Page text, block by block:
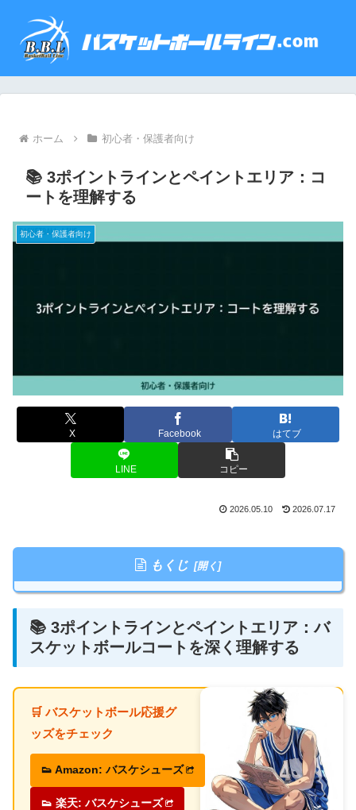
ホーム 初心者・保護者向け
📚 3ポイントラインとペイントエリア：コ
ートを理解する
初心者・保護者向け
X Facebook はてブ
LINE コピー
2026.05.10 2026.07.17
もくじ
📚 3ポイントラインとペイントエリア：バ
スケットボールコートを深く理解する
🛒 バスケットボール応援グ
ッズをチェック
👟 Amazon: バスケシューズ
👟 楽天: バスケシューズ